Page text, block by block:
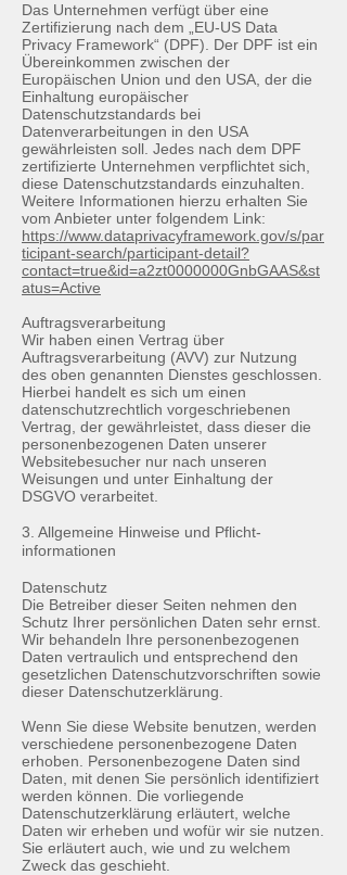
Das Unternehmen verfügt über eine
Zertifizierung nach dem „EU-US Data
Privacy Framework“ (DPF). Der DPF ist ein
Übereinkommen zwischen der
Europäischen Union und den USA, der die
Einhaltung europäischer
Datenschutzstandards bei
Datenverarbeitungen in den USA
gewährleisten soll. Jedes nach dem DPF
zertifizierte Unternehmen verpflichtet sich,
diese Datenschutzstandards einzuhalten.
Weitere Informationen hierzu erhalten Sie
vom Anbieter unter folgendem Link:
https://www.dataprivacyframework.gov/s/par
ticipant-search/participant-detail?
contact=true&id=a2zt0000000GnbGAAS&st
atus=Active
Auftragsverarbeitung
Wir haben einen Vertrag über
Auftragsverarbeitung (AVV) zur Nutzung
des oben genannten Dienstes geschlossen.
Hierbei handelt es sich um einen
datenschutzrechtlich vorgeschriebenen
Vertrag, der gewährleistet, dass dieser die
personenbezogenen Daten unserer
Websitebesucher nur nach unseren
Weisungen und unter Einhaltung der
DSGVO verarbeitet.
3. Allgemeine Hinweise und Pflicht­
informationen
Datenschutz
Die Betreiber dieser Seiten nehmen den
Schutz Ihrer persönlichen Daten sehr ernst.
Wir behandeln Ihre personenbezogenen
Daten vertraulich und entsprechend den
gesetzlichen Datenschutzvorschriften sowie
dieser Datenschutzerklärung.
Wenn Sie diese Website benutzen, werden
verschiedene personenbezogene Daten
erhoben. Personenbezogene Daten sind
Daten, mit denen Sie persönlich identifiziert
werden können. Die vorliegende
Datenschutzerklärung erläutert, welche
Daten wir erheben und wofür wir sie nutzen.
Sie erläutert auch, wie und zu welchem
Zweck das geschieht.